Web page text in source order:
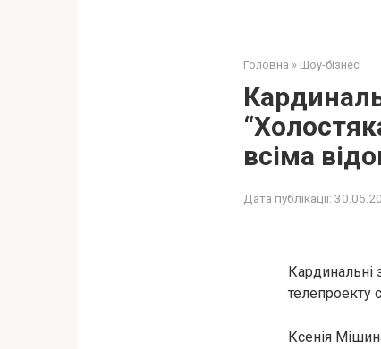
Головна » Шоу-бізнес
всіма
Дата публікації:
Кардинальні
телепроекту
Ксенія